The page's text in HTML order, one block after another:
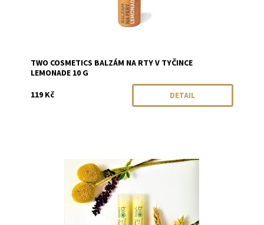
TWO COSMETICS BALZÁM NA RTY V TYČINCE
LEMONADE 10 G
119 Kč
DETAIL
Momentálně vyprodáno
Biorythme